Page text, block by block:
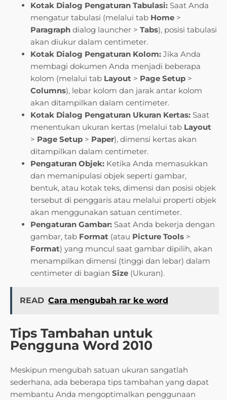
Kotak Dialog Pengaturan Tabulasi: Saat Anda
mengatur tabulasi (melalui tab Home >
Paragraph dialog launcher > Tabs), posisi tabulasi
akan diukur dalam centimeter.
Kotak Dialog Pengaturan Kolom: Jika Anda
membagi dokumen Anda menjadi beberapa
kolom (melalui tab Layout > Page Setup >
Columns), lebar kolom dan jarak antar kolom
akan ditampilkan dalam centimeter.
Kotak Dialog Pengaturan Ukuran Kertas: Saat
menentukan ukuran kertas (melalui tab Layout
> Page Setup > Paper), dimensi kertas akan
ditampilkan dalam centimeter.
Pengaturan Objek: Ketika Anda memasukkan
dan memanipulasi objek seperti gambar,
bentuk, atau kotak teks, dimensi dan posisi objek
tersebut di penggaris atau melalui properti objek
akan menggunakan satuan centimeter.
Pengaturan Gambar: Saat Anda bekerja dengan
gambar, tab Format (atau Picture Tools >
Format) yang muncul saat gambar dipilih, akan
menampilkan dimensi (tinggi dan lebar) dalam
centimeter di bagian Size (Ukuran).
READ Cara mengubah rar ke word
Tips Tambahan untuk
Pengguna Word 2010
Meskipun mengubah satuan ukuran sangatlah
sederhana, ada beberapa tips tambahan yang dapat
membantu Anda mengoptimalkan penggunaan